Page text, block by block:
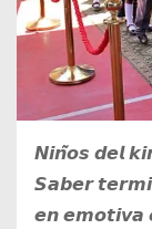
𝙉𝙞𝙣̃𝙤𝙨 𝙙𝙚𝙡
𝙎𝙖𝙗𝙚𝙧
𝙚𝙣 𝙚𝙢𝙤𝙩𝙞𝙫𝙖